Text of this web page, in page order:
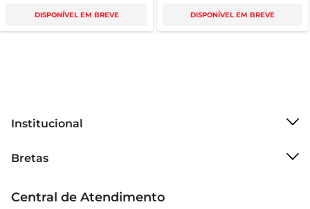
DISPONÍVEL EM BREVE DISPONÍVEL EM BREVE
Institucional
Grupo Cencosud
Sobre privacidade
Bretas
Produtos Bretas
Central de Atendimento